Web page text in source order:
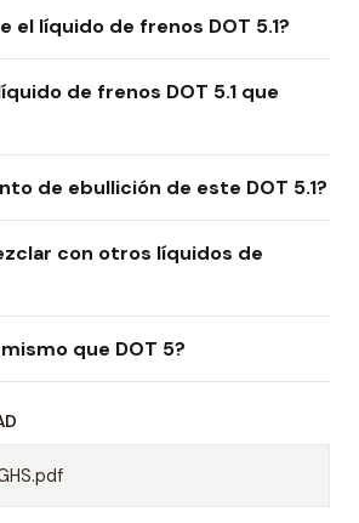
el líquido de frenos DOT 5.1?
de frenos DOT 5.1 que
de ebullición de este DOT 5.1?
con otros líquidos de
mismo que DOT 5?